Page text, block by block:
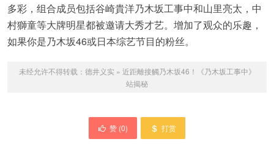
多彩，组合成员包括谷崎貴洋乃木坂工事中和山里亮太，中
村獅童等大牌明星都被邀请大秀才艺。增加了观众的乐趣，
如果你是乃木坂46或日本综艺节目的粉丝。
未经允许不得转载： 德井义实 » 近距離接觸乃木坂46！《乃木坂工事中》
站揭秘
赞 (0) 打赏